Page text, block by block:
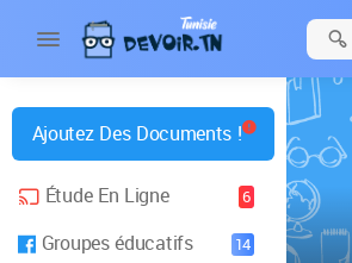
Ajoutez Des Documents !
Étude En Ligne
6
Groupes éducatifs 14